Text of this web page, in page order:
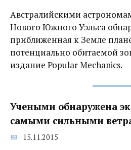
Австралийскими
Нового Южного Уэльса
приближенная к Земле
потенциально обитаемой
издание Popular Mechanics.
Учеными обнаружена
самыми сильными
15.11.2015